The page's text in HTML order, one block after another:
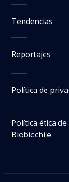
Tendencias
Reportajes
Política de
Política ética de
Biobiochile